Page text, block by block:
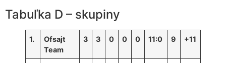
Tabuľka D – skupiny
1.
Ofsajt
Team
3 3 0 0 0 11:0 9 +11